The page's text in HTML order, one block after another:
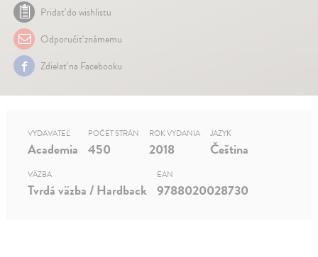
Pridať do wishlistu
Odporučiť známemu
Zdielať na Facebooku
VYDAVATEĽ
Academia
POČET STRÁN
450
ROK VYDANIA
2018
JAZYK
Čeština
VÄZBA
Tvrdá väzba / Hardback
EAN
9788020028730